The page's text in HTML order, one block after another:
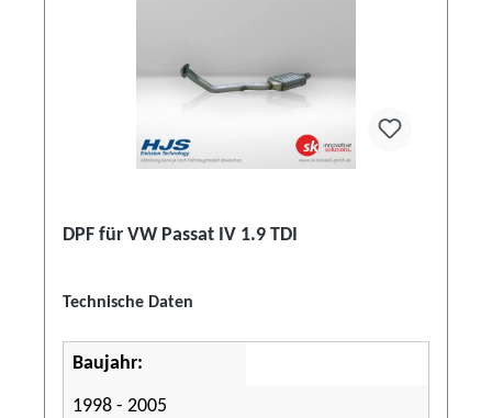
DPF für VW Passat IV 1.9 TDI
Technische Daten
Baujahr:
1998 - 2005